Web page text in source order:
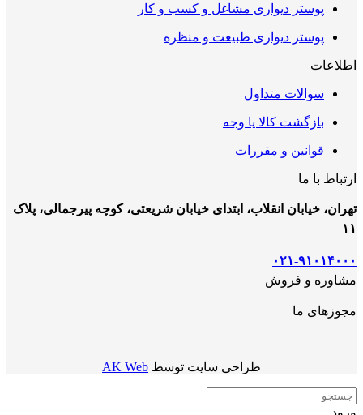
پوستر دیواری مشاغل و کسب و کار
پوستر دیواری طبیعت و منظره
اطلاعات
سوالات متداول
بازگشت کالا یا وجه
قوانین و مقررات
ارتباط با ما
تهران، خیابان انقلاب، ابتدای خیابان شریعتی، کوچه پیرجمالی، پلاک
۱۱
۰۲۱-۹۱۰۱۴۰۰۰
مشاوره و فروش
مجوزهای ما
طراحی سایت توسط AK Web